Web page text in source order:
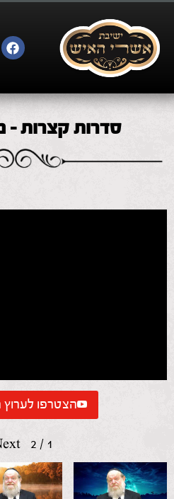
סדרות קצרות –
הצטרפו לערוץ
1
/
2